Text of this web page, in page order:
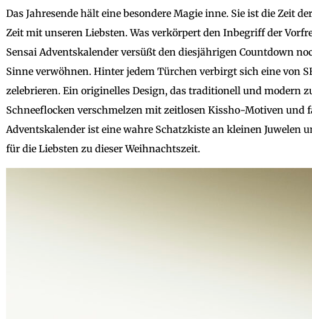
Das Jahresende hält eine besondere Magie inne. Sie ist die Zeit
Zeit mit unseren Liebsten. Was verkörpert den Inbegriff der
Sensai Adventskalender versüßt den diesjährigen Countdown
Sinne verwöhnen. Hinter jedem Türchen verbirgt sich eine von
zelebrieren. Ein originelles Design, das traditionell und modern
Schneeflocken verschmelzen mit zeitlosen Kissho-Motiven und
Adventskalender ist eine wahre Schatzkiste an kleinen Juwelen
für die Liebsten zu dieser Weihnachtszeit.